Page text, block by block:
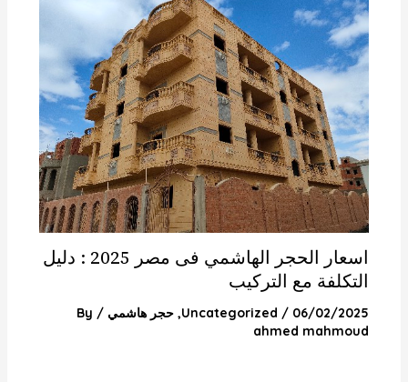
اسعار الحجر الهاشمي فى مصر 2025 : دليل
التكلفة مع التركيب
06/02/2025
/
Uncategorized
, حجر هاشمي / By
ahmed mahmoud